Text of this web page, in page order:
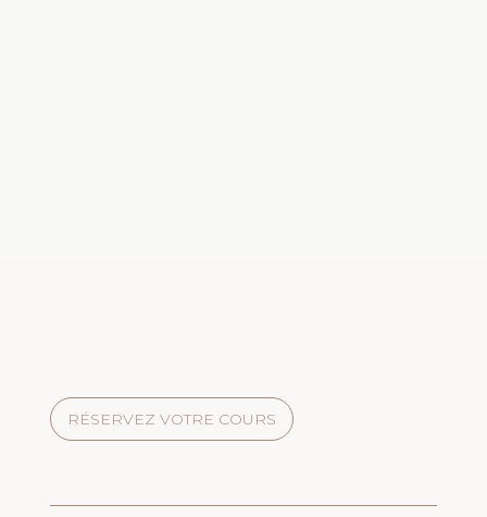
RÉSERVEZ VOTRE COURS